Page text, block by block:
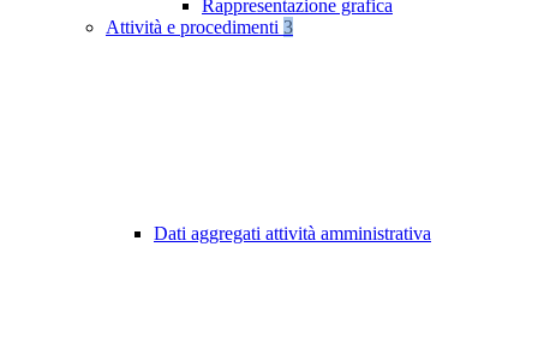
Rappresentazione grafica
Attività e procedimenti 3
Dati aggregati attività amministrativa